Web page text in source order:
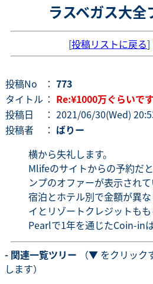
ラスベガス大全
[投稿リストに戻る]
投稿No ： 773
タイトル ： Re:¥1000万ぐらいで
投稿日
： 2021/06/30(Wed)
投稿者
： ばりー
横から失礼します。
Mlifeのサイトからの予約だ
ンプのオファーが表示され
宿泊とホテル別で金額が異
イとリゾートクレジットもも
Pearlで1年を通じたCoin-in
- 関連一覧ツリー （▼ をクリック
します）